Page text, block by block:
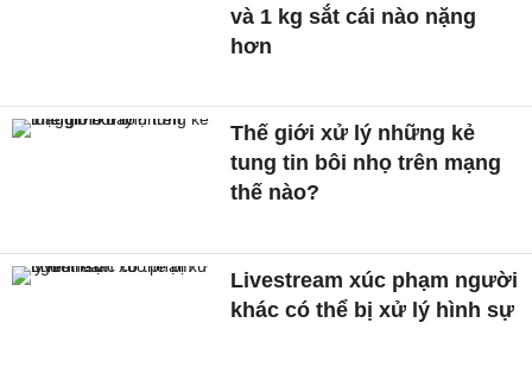
và 1 kg sắt cái nào nặng
hơn
Thế giới xử lý những kẻ
tung tin bôi nhọ trên mạng
thế nào?
Livestream xúc phạm người
khác có thể bị xử lý hình sự